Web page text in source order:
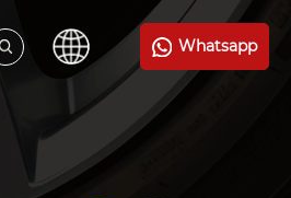
Whatsapp